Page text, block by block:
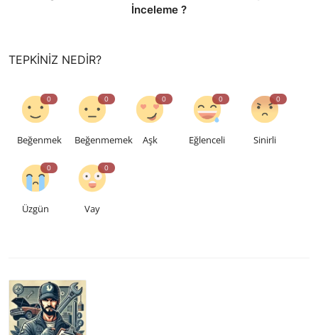
İnceleme ?
TEPKINIZ NEDIR?
0
Beğenmek
0
Beğenmemek
0
Aşk
0
Eğlenceli
0
Sinirli
0
Üzgün
0
Vay